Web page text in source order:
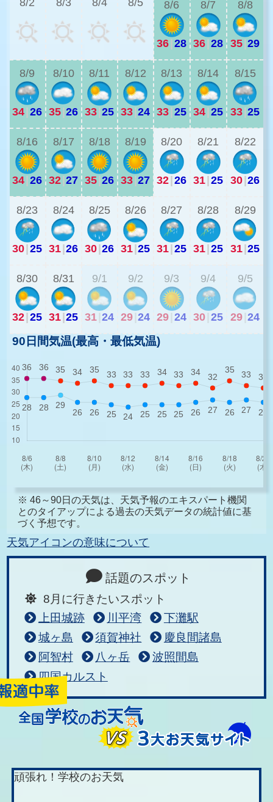
8/2 8/3 8/4 8/5 8/6
36|28
8/7
36|28
8/8
35|29
8/9
34|26
8/10
35|26
8/11
33|25
8/12
33|24
8/13
33|25
8/14
34|25
8/15
33|25
8/16
34|26
8/17
32|27
8/18
35|26
8/19
33|27
8/20
32|26
8/21
31|25
8/22
30|26
8/23
30|25
8/24
31|26
8/25
30|26
8/26
31|25
8/27
31|25
8/28
31|25
8/29
31|25
8/30
32|25
8/31
31|25
9/1
31 24
9/2
29 24
9/3
29 24
9/4
30 25
9/5
29 24
90日間気温(最高・最低気温)
※ 46～90日の天気は、天気予報のエキスパート機関
とのタイアップによる過去の天気データの統計値に基
づく予想です。
天気アイコンの意味について
話題のスポット
8月に行きたいスポット
上田城跡
川平湾
下灘駅
城ヶ島
須賀神社
慶良間諸島
阿智村
八ヶ岳
波照間島
四国カルスト
頑張れ！学校のお天気